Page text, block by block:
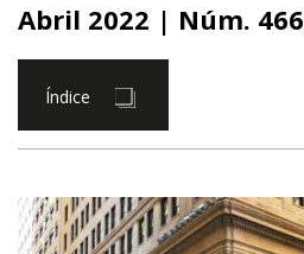
Abril 2022 | Núm. 466
Índice